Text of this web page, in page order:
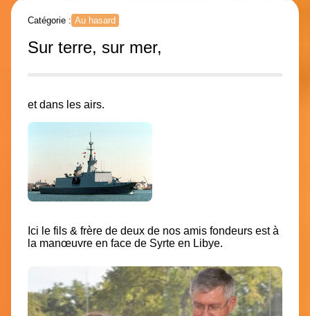
Catégorie : Au hasard
Sur terre, sur mer,
et dans les airs.
Ici le fils & frère de deux de nos amis fondeurs est à
la manœuvre en face de Syrte en Libye.